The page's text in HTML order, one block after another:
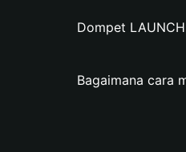
Dompet
Bagaimana cara